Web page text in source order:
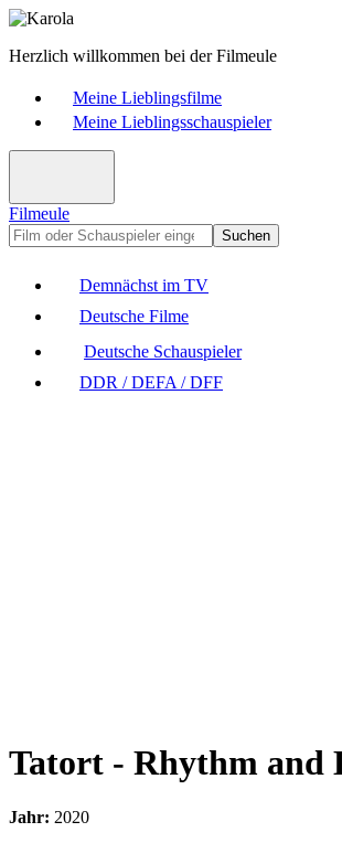
Herzlich willkommen bei der Filmeule
Meine Lieblingsfilme
Meine Lieblingsschauspieler
Filmeule
Suchen
Demnächst im TV
Deutsche Filme
Deutsche Schauspieler
DDR / DEFA / DFF
Tatort - Rhythm and
Jahr: 2020